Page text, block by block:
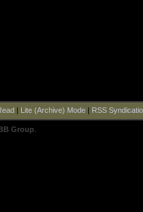
Lite (Archive) Mode| RSS
Group